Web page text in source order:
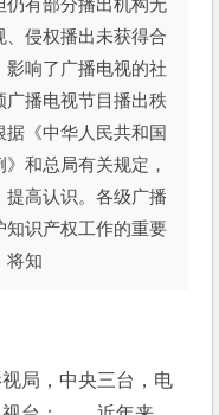
仍有部分播出机构无
侵权播出未获得合
响了广播电视的社
广播电视节目播出秩
据《中华人民共和国
和总局有关规定，
高认识。各级广播
知识产权工作的重要
将知
局，中央三台，电